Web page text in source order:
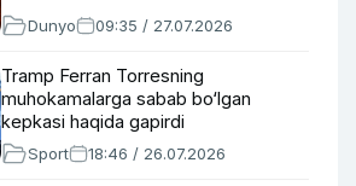
Dunyo 09:35 / 27.07.2026
Tramp Ferran Torresning
muhokamalarga sabab bo‘lgan
kepkasi haqida gapirdi
Sport 18:46 / 26.07.2026